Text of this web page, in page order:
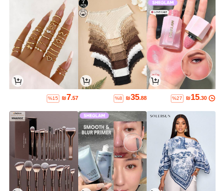
₪15.30
%27
₪35.88
%8
₪7.57
%15